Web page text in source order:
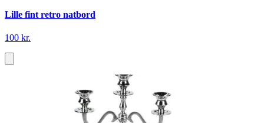
Lille fint retro natbord
100 kr.